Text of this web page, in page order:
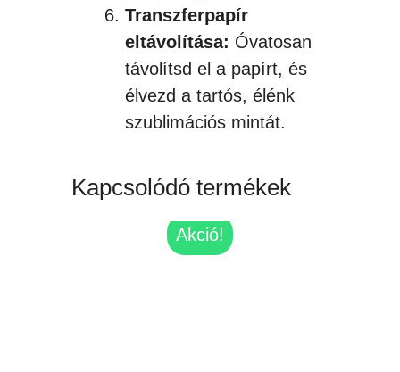
Transzferpapír
eltávolítása: Óvatosan
távolítsd el a papírt, és
élvezd a tartós, élénk
szublimációs mintát.
Kapcsolódó termékek
Akció!